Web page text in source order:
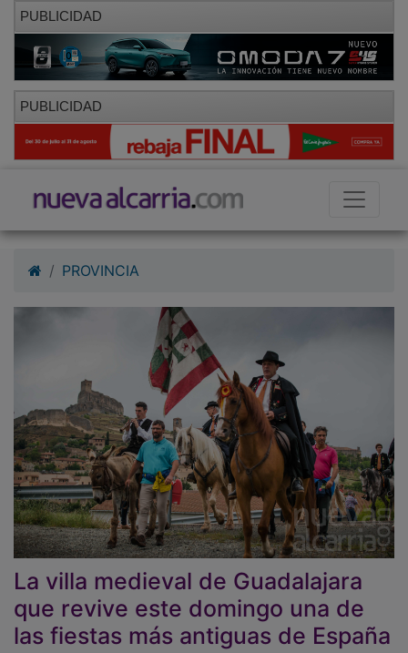
PUBLICIDAD
PUBLICIDAD
La villa medieval de Guadalajara
que revive este domingo una de
las fiestas más antiguas de España